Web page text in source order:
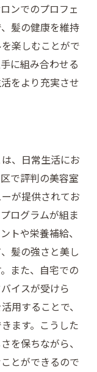
ンでのプロフェ
髪の健康を維持
楽しむことがで
に組み合わせる
をより充実させ
、日常生活にお
で評判の美容室
が提供されてお
ログラムが組ま
トや栄養補給、
髪の強さと美し
また、自宅での
イスが受けら
用することで、
ます。こうした
を保ちながら、
とができるので